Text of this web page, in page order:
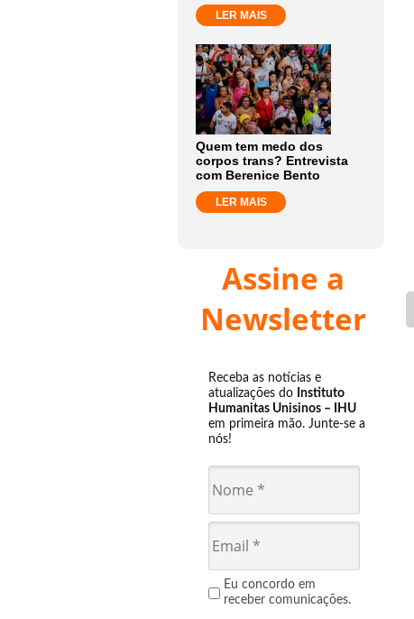
LER MAIS
Quem tem medo dos
corpos trans? Entrevista
com Berenice Bento
LER MAIS
Assine a
Newsletter
Receba as notícias e
atualizações do Instituto
Humanitas Unisinos – IHU
em primeira mão. Junte-se a
nós!
Eu concordo em
receber comunicações.